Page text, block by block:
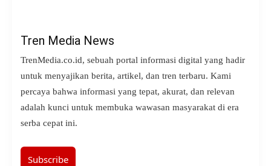
Tren Media News
TrenMedia.co.id, sebuah portal informasi digital yang hadir
untuk menyajikan berita, artikel, dan tren terbaru. Kami
percaya bahwa informasi yang tepat, akurat, dan relevan
adalah kunci untuk membuka wawasan masyarakat di era
serba cepat ini.
Subscribe